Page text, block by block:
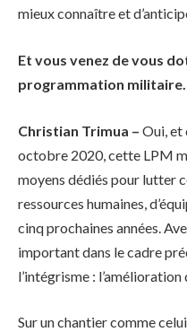
mieux connaître et
Et vous venez de vous
programmation
Christian Trimua – Oui, et
octobre 2020, cette LPM
moyens dédiés pour lutter
ressources humaines,
cinq prochaines années.
important dans le cadre
l’intégrisme :
Sur un chantier comme